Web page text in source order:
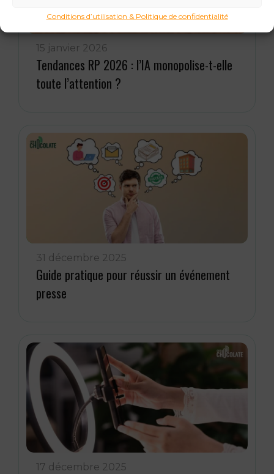
Conditions d’utilisation & Politique de confidentialité
15 janvier 2026
Tendances RP 2026 : l’IA monopolise-t-elle
toute l’attention ?
31 décembre 2025
Guide pratique pour réussir un événement
presse
17 décembre 2025